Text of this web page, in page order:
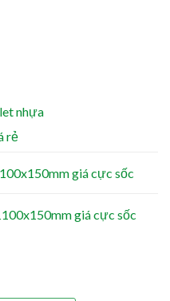
nhựa
rẻ
giá cực sốc
giá cực sốc